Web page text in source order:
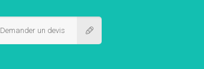
Demander un devis